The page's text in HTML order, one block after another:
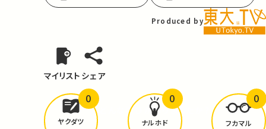
Produced by
マイリスト シェア
どんな学びがありましたか？
ヤクダツ
0
ナルホド
0
フカマル
0